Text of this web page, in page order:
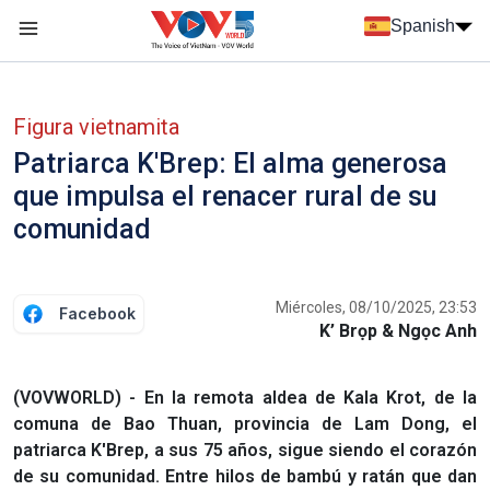
Spanish
Figura vietnamita
Patriarca K'Brep: El alma generosa
que impulsa el renacer rural de su
comunidad
Facebook Miércoles, 08/10/2025, 23:53
K’ Brọp & Ngọc Anh
(VOVWORLD) - En la remota aldea de Kala Krot, de la
comuna de Bao Thuan, provincia de Lam Dong, el
patriarca K'Brep, a sus 75 años, sigue siendo el corazón
de su comunidad. Entre hilos de bambú y ratán que dan